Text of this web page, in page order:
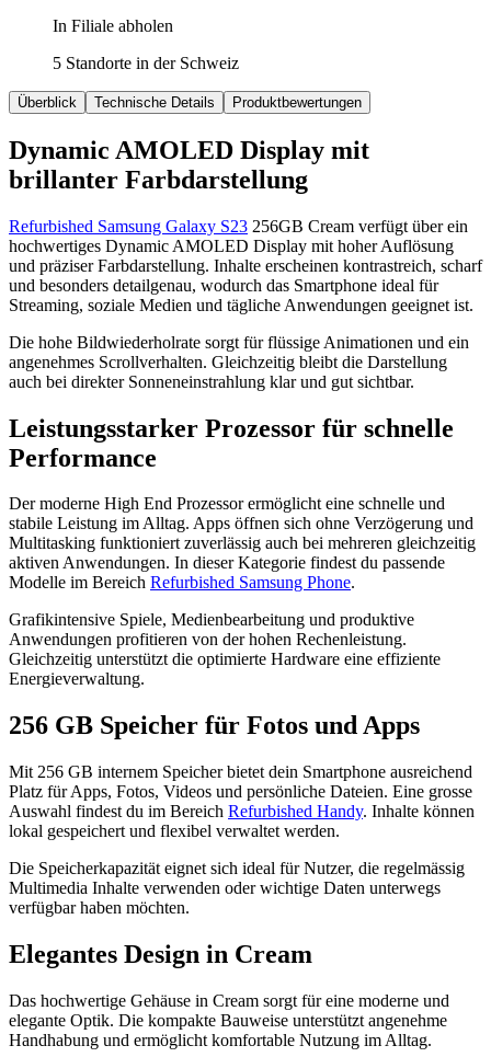
In Filiale abholen
5 Standorte in der Schweiz
Überblick Technische Details Produktbewertungen
Dynamic AMOLED Display mit
brillanter Farbdarstellung
Refurbished Samsung Galaxy S23 256GB Cream verfügt über ein
hochwertiges Dynamic AMOLED Display mit hoher Auflösung
und präziser Farbdarstellung. Inhalte erscheinen kontrastreich, scharf
und besonders detailgenau, wodurch das Smartphone ideal für
Streaming, soziale Medien und tägliche Anwendungen geeignet ist.
Die hohe Bildwiederholrate sorgt für flüssige Animationen und ein
angenehmes Scrollverhalten. Gleichzeitig bleibt die Darstellung
auch bei direkter Sonneneinstrahlung klar und gut sichtbar.
Leistungsstarker Prozessor für schnelle
Performance
Der moderne High End Prozessor ermöglicht eine schnelle und
stabile Leistung im Alltag. Apps öffnen sich ohne Verzögerung und
Multitasking funktioniert zuverlässig auch bei mehreren gleichzeitig
aktiven Anwendungen. In dieser Kategorie findest du passende
Modelle im Bereich Refurbished Samsung Phone.
Grafikintensive Spiele, Medienbearbeitung und produktive
Anwendungen profitieren von der hohen Rechenleistung.
Gleichzeitig unterstützt die optimierte Hardware eine effiziente
Energieverwaltung.
256 GB Speicher für Fotos und Apps
Mit 256 GB internem Speicher bietet dein Smartphone ausreichend
Platz für Apps, Fotos, Videos und persönliche Dateien. Eine grosse
Auswahl findest du im Bereich Refurbished Handy. Inhalte können
lokal gespeichert und flexibel verwaltet werden.
Die Speicherkapazität eignet sich ideal für Nutzer, die regelmässig
Multimedia Inhalte verwenden oder wichtige Daten unterwegs
verfügbar haben möchten.
Elegantes Design in Cream
Das hochwertige Gehäuse in Cream sorgt für eine moderne und
elegante Optik. Die kompakte Bauweise unterstützt angenehme
Handhabung und ermöglicht komfortable Nutzung im Alltag.